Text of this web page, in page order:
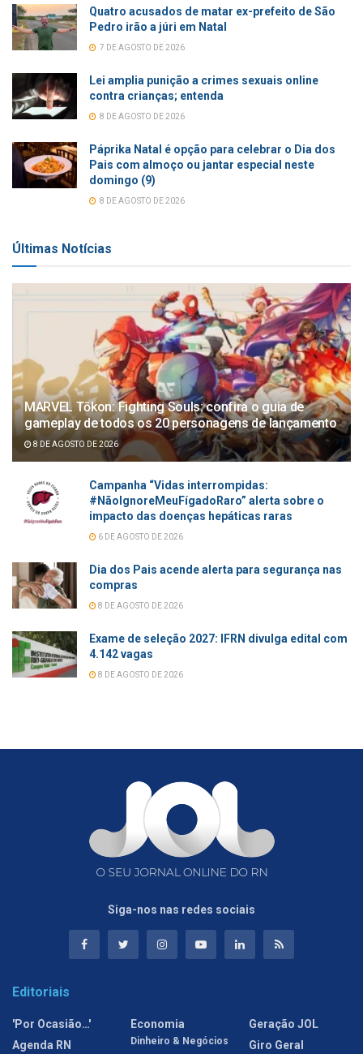
Quatro acusados de matar ex-prefeito de São
Pedro irão a júri em Natal
7 DE AGOSTO DE 2026
Lei amplia punição a crimes sexuais online
contra crianças; entenda
8 DE AGOSTO DE 2026
Páprika Natal é opção para celebrar o Dia dos
Pais com almoço ou jantar especial neste
domingo (9)
8 DE AGOSTO DE 2026
Últimas Notícias
MARVEL Tōkon: Fighting Souls: confira o guia de
gameplay de todos os 20 personagens de lançamento
8 DE AGOSTO DE 2026
Campanha “Vidas interrompidas:
#NãoIgnoreMeuFígadoRaro” alerta sobre o
impacto das doenças hepáticas raras
6 DE AGOSTO DE 2026
Dia dos Pais acende alerta para segurança nas
compras
8 DE AGOSTO DE 2026
Exame de seleção 2027: IFRN divulga edital com
4.142 vagas
8 DE AGOSTO DE 2026
Siga-nos nas redes sociais
Editoriais
'Por Ocasião…'
Agenda RN
Economia
Dinheiro & Negócios
Geração JOL
Giro Geral